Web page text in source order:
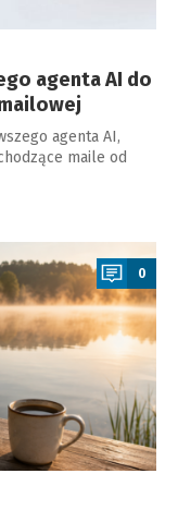
agenta AI do
agenta AI,
maile od
0